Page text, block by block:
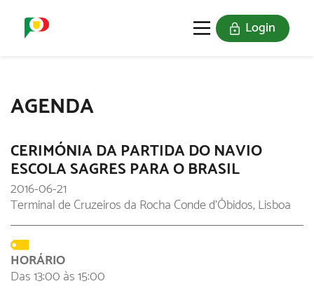
Login
AGENDA
CERIMÓNIA DA PARTIDA DO NAVIO
ESCOLA SAGRES PARA O BRASIL
2016-06-21
Terminal de Cruzeiros da Rocha Conde d'Óbidos, Lisboa
HORÁRIO
Das 13:00 às 15:00